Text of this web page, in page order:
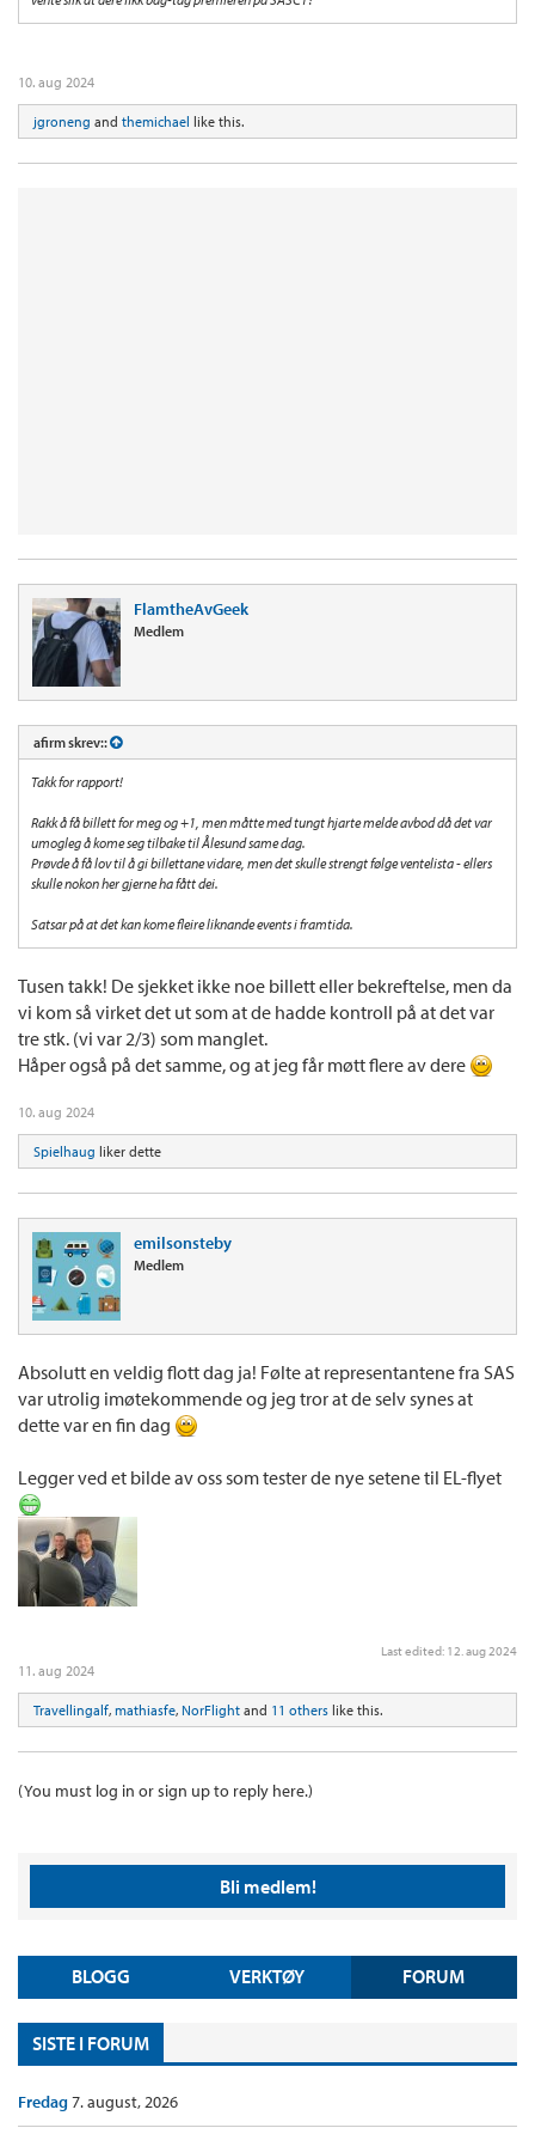
10. aug 2024
jgroneng and themichael like this.
FlamtheAvGeek
Medlem
afirm skrev::
Takk for rapport!
Rakk å få billett for meg og +1, men måtte med tungt hjarte melde avbod då det var
umogleg å kome seg tilbake til Ålesund same dag.
Prøvde å få lov til å gi billettane vidare, men det skulle strengt følge ventelista - ellers
skulle nokon her gjerne ha fått dei.
Satsar på at det kan kome fleire liknande events i framtida.
Tusen takk! De sjekket ikke noe billett eller bekreftelse, men da
vi kom så virket det ut som at de hadde kontroll på at det var
tre stk. (vi var 2/3) som manglet.
Håper også på det samme, og at jeg får møtt flere av dere
10. aug 2024
Spielhaug liker dette
emilsonsteby
Medlem
Absolutt en veldig flott dag ja! Følte at representantene fra SAS
var utrolig imøtekommende og jeg tror at de selv synes at
dette var en fin dag
Legger ved et bilde av oss som tester de nye setene til EL-flyet
Last edited: 12. aug 2024
11. aug 2024
Travellingalf, mathiasfe, NorFlight and 11 others like this.
(You must log in or sign up to reply here.)
Bli medlem!
BLOGG VERKTØY FORUM
SISTE I FORUM
Fredag7. august, 2026